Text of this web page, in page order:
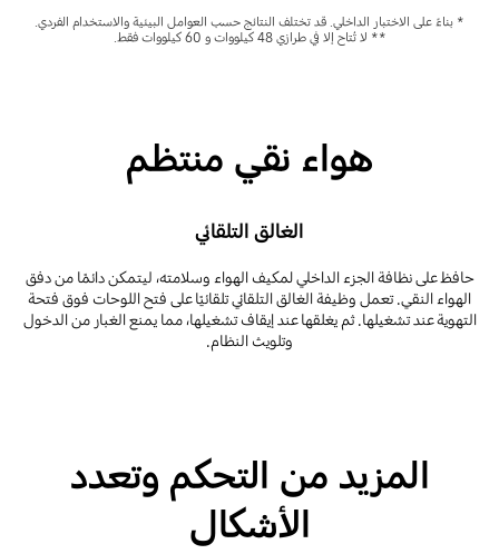
* بناءً على الاختبار الداخلي. قد تختلف النتائج حسب العوامل البيئية والاستخدام الفردي.
** لا تُتاح إلا في طرازي 48 كيلووات و 60 كيلووات فقط.
هواء نقي منتظم
الغالق التلقائي
حافظ على نظافة الجزء الداخلي لمكيف الهواء وسلامته، ليتمكن دائمًا من دفق
الهواء النقي. تعمل وظيفة الغالق التلقائي تلقائيًا على فتح اللوحات فوق فتحة
التهوية عند تشغيلها. ثم يغلقها عند إيقاف تشغيلها، مما يمنع الغبار من الدخول
وتلويث النظام.
المزيد من التحكم وتعدد
الأشكال